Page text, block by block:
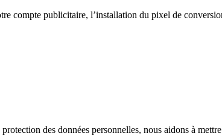
compte publicitaire, l’installation du pixel de
des données personnelles, nous aidons à